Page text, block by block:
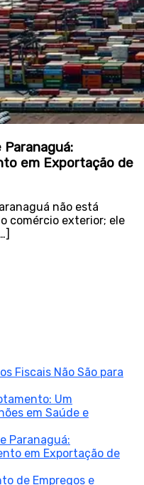
em Exportação de
não está
comércio exterior; ele
Fiscais Não São para
Um
em Saúde e
Paranaguá:
em Exportação de
de Empregos e